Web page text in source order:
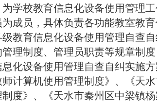
为学校教育信息化设备使用管理
成员，具体负责各功能教室教
级教育信息化设备使用管理自查
管理制度、管理员职责等规章制
息化设备使用管理自查自纠实施
师计算机使用管理制度》、《天
制度》、《天水市秦州区中梁镇